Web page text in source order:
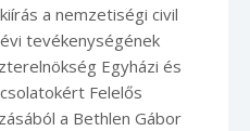
a nemzetiségi civil
tevékenységének
Egyházi és
Felelős
a Bethlen Gábor